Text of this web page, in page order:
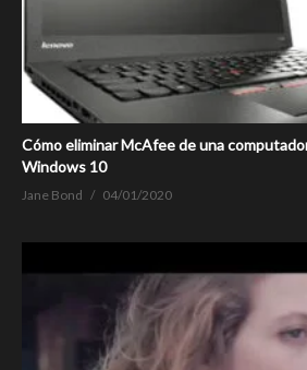
Cómo eliminar McAfee de una
Windows 10
Jane Bond 04/01/2020